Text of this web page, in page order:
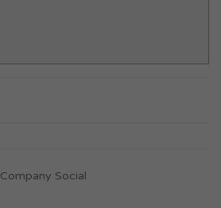
Company Social